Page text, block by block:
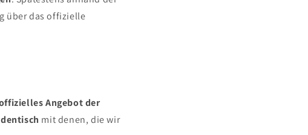
über das offizielle
Angebot der
mit denen, die wir